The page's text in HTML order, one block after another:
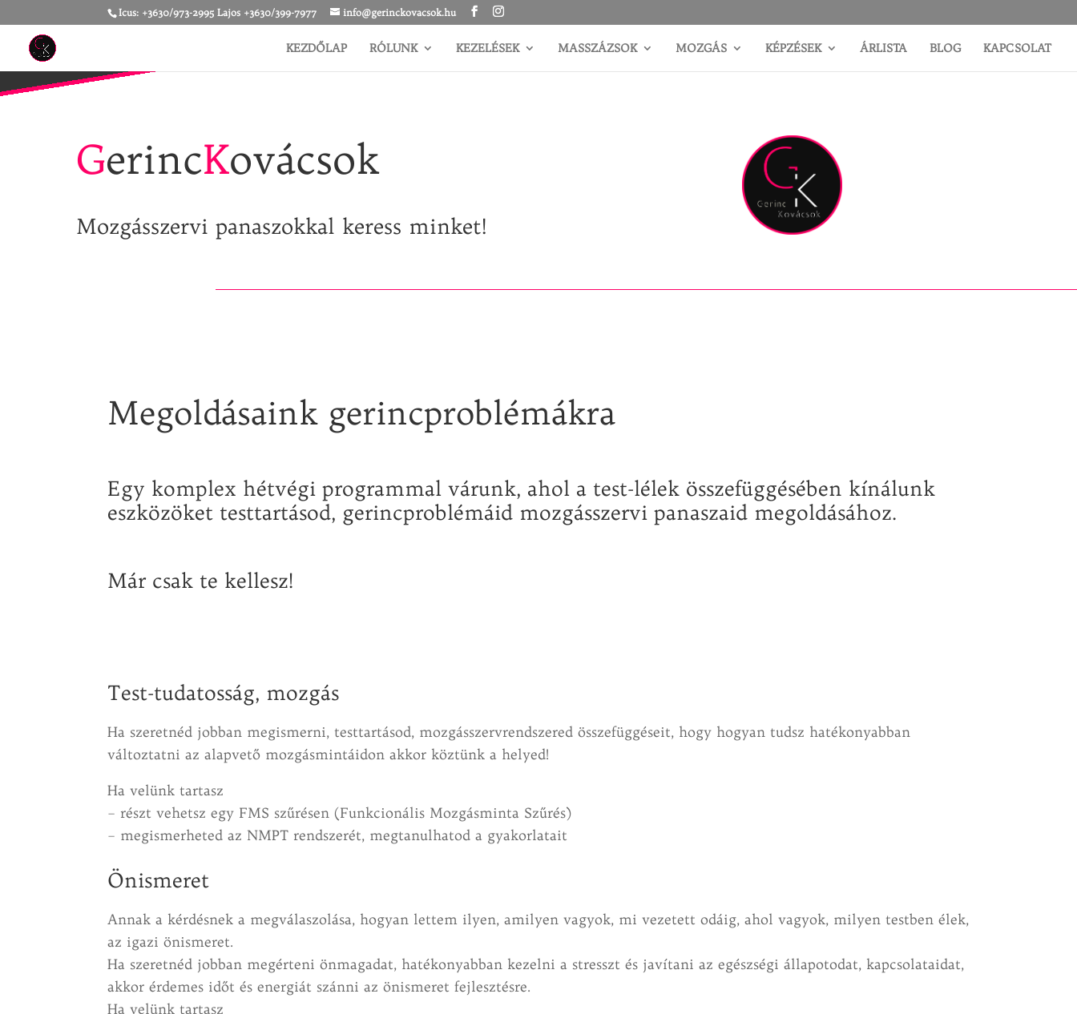
Icus: +3630/973-2995 Lajos +3630/399-7977 info@gerinckovacsok.hu
KEZDŐLAP RÓLUNK KEZELÉSEK MASSZÁZSOK MOZGÁS KÉPZÉSEK ÁRLISTA BLOG KAPCSOLAT
GerincKovácsok
Mozgásszervi panaszokkal keress minket!
Megoldásaink gerincproblémákra
Egy komplex hétvégi programmal várunk, ahol a test-lélek összefüggésében kínálunk
eszközöket testtartásod, gerincproblémáid mozgásszervi panaszaid megoldásához.
Már csak te kellesz!
Test-tudatosság, mozgás
Ha szeretnéd jobban megismerni, testtartásod, mozgásszervrendszered összefüggéseit, hogy hogyan tudsz hatékonyabban
változtatni az alapvető mozgásmintáidon akkor köztünk a helyed!
Ha velünk tartasz
– részt vehetsz egy FMS szűrésen (Funkcionális Mozgásminta Szűrés)
– megismerheted az NMPT rendszerét, megtanulhatod a gyakorlatait
Önismeret
Annak a kérdésnek a megválaszolása, hogyan lettem ilyen, amilyen vagyok, mi vezetett odáig, ahol vagyok, milyen testben élek,
az igazi önismeret.
Ha szeretnéd jobban megérteni önmagadat, hatékonyabban kezelni a stresszt és javítani az egészségi állapotodat, kapcsolataidat,
akkor érdemes időt és energiát szánni az önismeret fejlesztésre.
Ha velünk tartasz